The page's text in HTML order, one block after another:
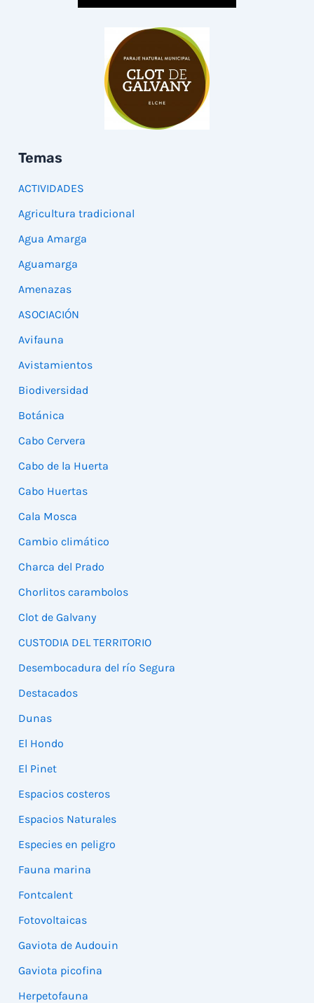
Temas
ACTIVIDADES
Agricultura tradicional
Agua Amarga
Aguamarga
Amenazas
ASOCIACIÓN
Avifauna
Avistamientos
Biodiversidad
Botánica
Cabo Cervera
Cabo de la Huerta
Cabo Huertas
Cala Mosca
Cambio climático
Charca del Prado
Chorlitos carambolos
Clot de Galvany
CUSTODIA DEL TERRITORIO
Desembocadura del río Segura
Destacados
Dunas
El Hondo
El Pinet
Espacios costeros
Espacios Naturales
Especies en peligro
Fauna marina
Fontcalent
Fotovoltaicas
Gaviota de Audouin
Gaviota picofina
Herpetofauna